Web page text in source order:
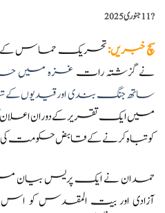
?️11 جنوری 2025
سچ خبریں:تحریک حماس کے
نے گزشتہ راتغزہ میں
ساتھ جنگ ​​بندی اور قیدیوں کے
میں ایک تقریر کے دوران اعلان
کو تباہ کرنے کے قابض حکومت کی
حمدان نے ایک پریس بیان
آزادی اور بیت المقدس کو